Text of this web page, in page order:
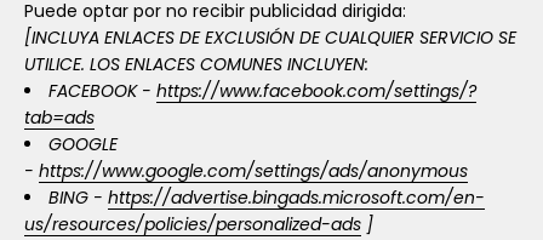
Puede optar por no recibir publicidad dirigida:
[INCLUYA ENLACES DE EXCLUSIÓN DE CUALQUIER SERVICIO SE
UTILICE. LOS ENLACES COMUNES INCLUYEN:
FACEBOOK - https://www.facebook.com/settings/?
tab=ads
GOOGLE
- https://www.google.com/settings/ads/anonymous
BING - https://advertise.bingads.microsoft.com/en-
us/resources/policies/personalized-ads ]